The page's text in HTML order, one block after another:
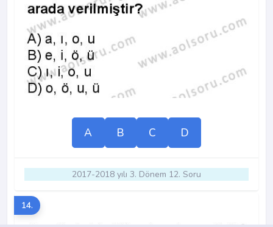
A B C D
2017-2018 yılı 3. Dönem 12. Soru
14.